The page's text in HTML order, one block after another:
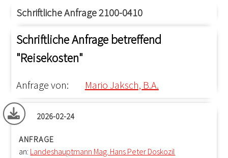
Schriftliche Anfrage 2100-0410
Schriftliche Anfrage betreffend
"Reisekosten"
Anfrage von: Mario Jaksch, B.A.
2026-02-24
ANFRAGE
an: Landeshauptmann Mag. Hans Peter Doskozil